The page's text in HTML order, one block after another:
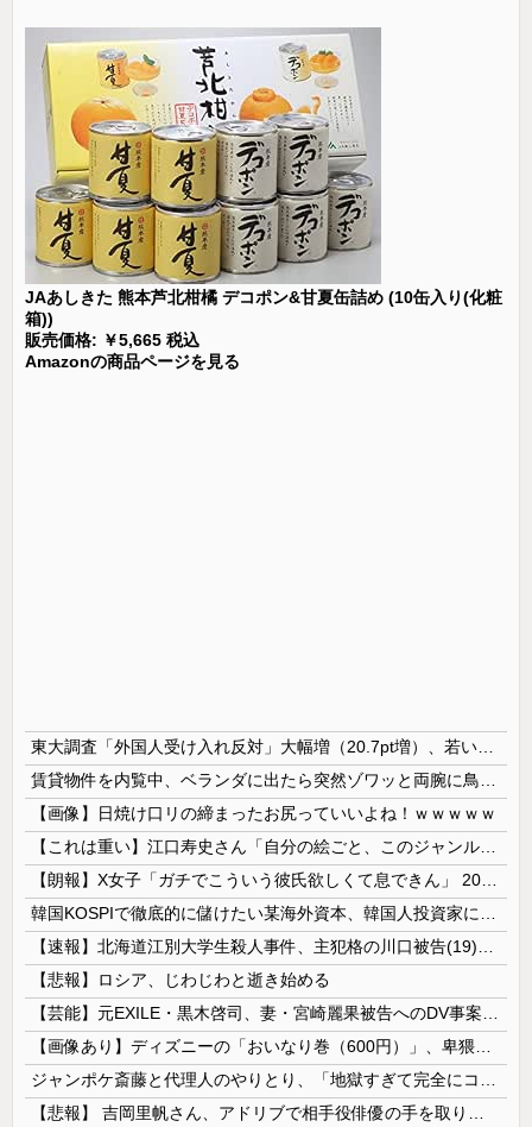
JAあしきた 熊本芦北柑橘 デコポン&甘夏缶詰め (10缶入り(化粧
箱))
販売価格: ￥5,665 税込
Amazonの商品ページを見る
【画像】日焼け口リの締まったお尻っていいよね！ｗｗｗｗｗ
【悲報】ロシア、じわじわと逝き始める